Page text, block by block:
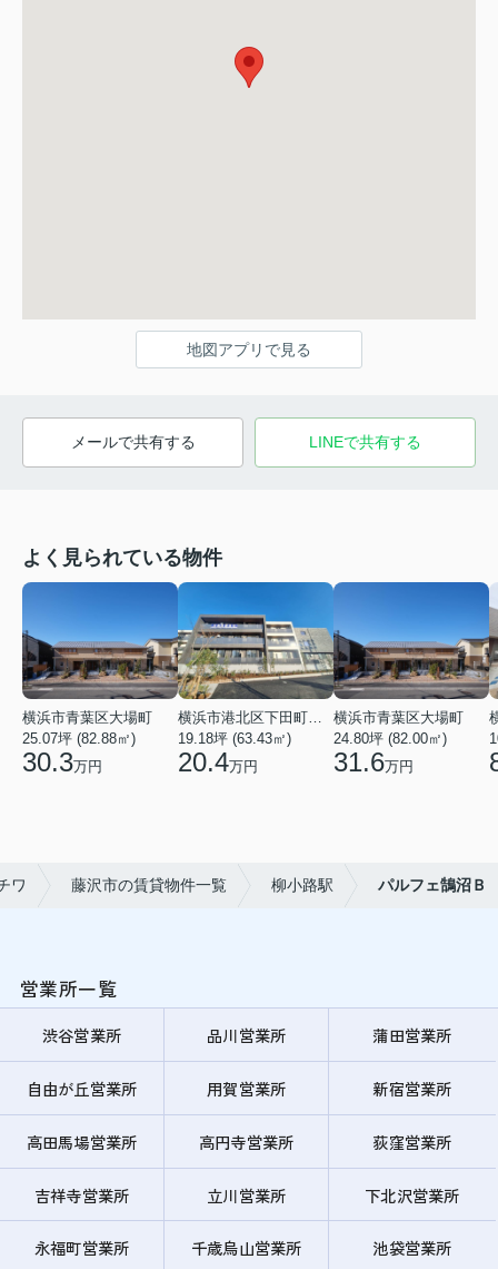
地図アプリで見る
メールで共有する LINEで共有する
よく見られている物件
横浜市青葉区大場町
25.07坪 (82.88㎡)
30.3万円
19.18坪 (63.43㎡)
20.4万円
横浜市青葉区大場町
24.80坪 (82.00㎡)
31.6万円
ワ 藤沢市の賃貸物件一覧 柳小路駅 パルフェ鵠沼Ｂ
営業所一覧
渋谷営業所 品川営業所 蒲田営業所
自由が丘営業所 用賀営業所 新宿営業所
高田馬場営業所 高円寺営業所 荻窪営業所
吉祥寺営業所 立川営業所 下北沢営業所
永福町営業所 千歳烏山営業所 池袋営業所